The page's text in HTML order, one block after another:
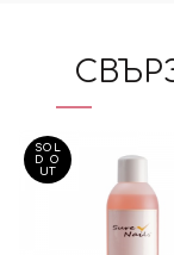
SOL
D O
UT